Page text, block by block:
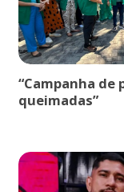
“Campanha de
queimadas”